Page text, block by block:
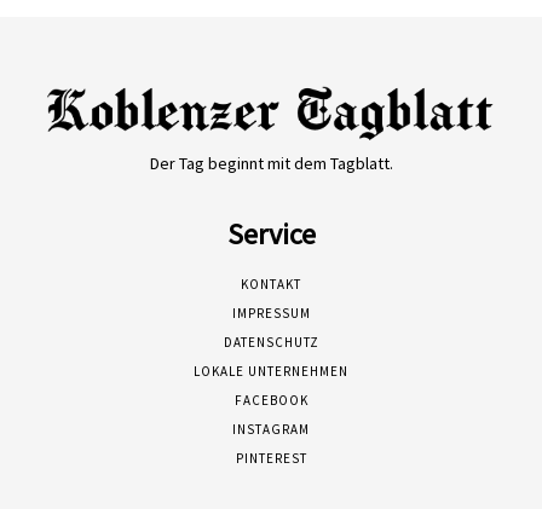
Der Tag beginnt mit dem Tagblatt.
Service
KONTAKT
IMPRESSUM
DATENSCHUTZ
LOKALE UNTERNEHMEN
FACEBOOK
INSTAGRAM
PINTEREST